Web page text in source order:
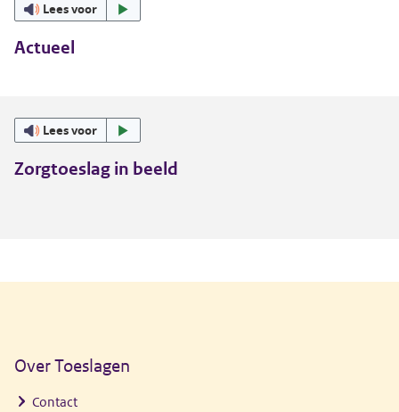
Lees voor
Actueel
Lees voor
Zorgtoeslag in beeld
Over Toeslagen
Contact